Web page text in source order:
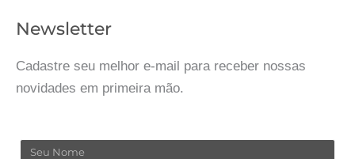
Newsletter
Cadastre seu melhor e-mail para receber nossas
novidades em primeira mão.
Nome